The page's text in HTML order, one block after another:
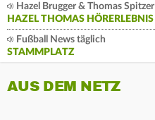
Hazel Brugger & Thomas Spitzer
HAZEL THOMAS HÖRERLEBNIS
Fußball News täglich
STAMMPLATZ
AUS DEM NETZ